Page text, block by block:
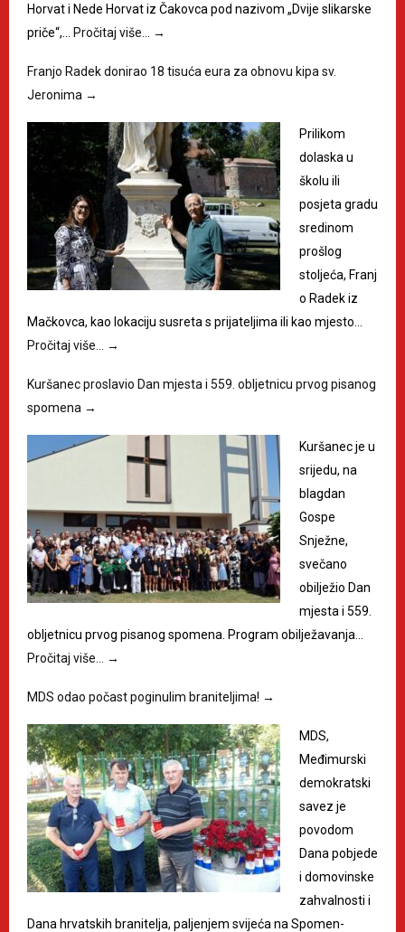
Horvat i Nede Horvat iz Čakovca pod nazivom „Dvije slikarske
priče“,…
Pročitaj više… →
Franjo Radek donirao 18 tisuća eura za obnovu kipa sv.
Jeronima →
Prilikom
dolaska u
školu ili
posjeta gradu
sredinom
prošlog
stoljeća, Franj
o Radek iz
Mačkovca, kao lokaciju susreta s prijateljima ili kao mjesto…
Pročitaj više…
→
Kuršanec proslavio Dan mjesta i 559. obljetnicu prvog pisanog
spomena →
Kuršanec je u
srijedu, na
blagdan
Gospe
Snježne,
svečano
obilježio Dan
mjesta i 559.
obljetnicu prvog pisanog spomena. Program obilježavanja…
Pročitaj više…
→
MDS odao počast poginulim braniteljima! →
MDS,
Međimurski
demokratski
savez je
povodom
Dana pobjede
i domovinske
zahvalnosti i
Dana hrvatskih branitelja, paljenjem svijeća na Spomen-